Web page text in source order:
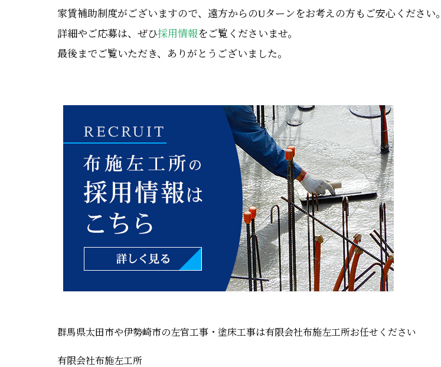
家賃補助制度がございますので、遠方からのUターンをお考えの方もご安心ください。
詳細やご応募は、ぜひ採用情報 をご覧くださいませ。
最後までご覧いただき、ありがとうございました。
群馬県太田市や伊勢崎市の左官工事・塗床工事は有限会社布施左工所お任せください
有限会社布施左工所